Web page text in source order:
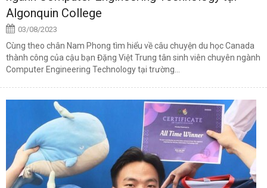
Algonquin College
03/08/2023
Cùng theo chân Nam Phong tìm hiểu về câu chuyện du học Canada
thành công của cậu bạn Đặng Việt Trung tân sinh viên chuyên ngành
Computer Engineering Technology tại trường...